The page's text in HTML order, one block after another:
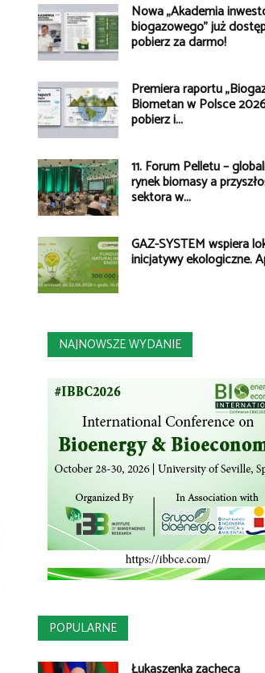
Nowa „Akademia
biogazowego” już
pobierz za darmo!
Premiera raportu
Biometan w Polsce
pobierz i...
11. Forum Pelletu –
rynek biomasy a
sektora w...
GAZ-SYSTEM wspiera
inicjatywy ekologiczne.
NAJNOWSZE WYDANIE
POPULARNE